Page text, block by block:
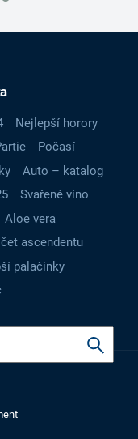
Nejlepší horory
Počasí
Auto – katalog
Svařené víno
Aloe vera
ascendentu
palačinky